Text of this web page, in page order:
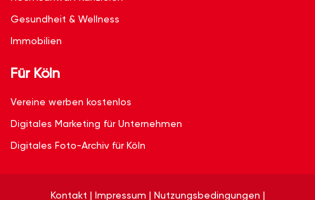
Gesundheit & Wellness
Immobilien
Für Köln
Vereine werben kostenlos
Digitales Marketing für Unternehmen
Digitales Foto-Archiv für Köln
Kontakt | Impressum | Nutzungsbedingungen |